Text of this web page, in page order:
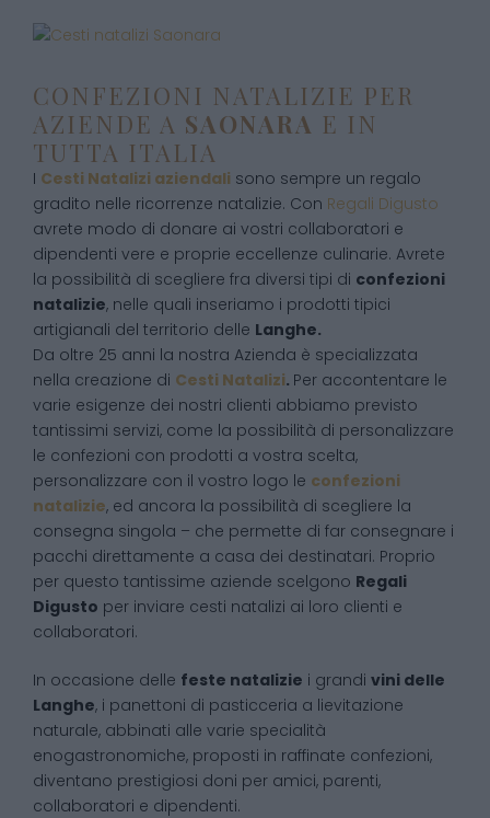
CONFEZIONI NATALIZIE PER
AZIENDE A SAONARA E IN
TUTTA ITALIA
I Cesti Natalizi aziendali sono sempre un regalo
gradito nelle ricorrenze natalizie. Con Regali Digusto
avrete modo di donare ai vostri collaboratori e
dipendenti vere e proprie eccellenze culinarie. Avrete
la possibilità di scegliere fra diversi tipi di confezioni
natalizie, nelle quali inseriamo i prodotti tipici
artigianali del territorio delle Langhe.
Da oltre 25 anni la nostra Azienda è specializzata
nella creazione di Cesti Natalizi. Per accontentare le
varie esigenze dei nostri clienti abbiamo previsto
tantissimi servizi, come la possibilità di personalizzare
le confezioni con prodotti a vostra scelta,
personalizzare con il vostro logo le confezioni
natalizie, ed ancora la possibilità di scegliere la
consegna singola – che permette di far consegnare i
pacchi direttamente a casa dei destinatari. Proprio
per questo tantissime aziende scelgono Regali
Digusto per inviare cesti natalizi ai loro clienti e
collaboratori.
In occasione delle feste natalizie i grandi vini delle
Langhe, i panettoni di pasticceria a lievitazione
naturale, abbinati alle varie specialità
enogastronomiche, proposti in raffinate confezioni,
diventano prestigiosi doni per amici, parenti,
collaboratori e dipendenti.